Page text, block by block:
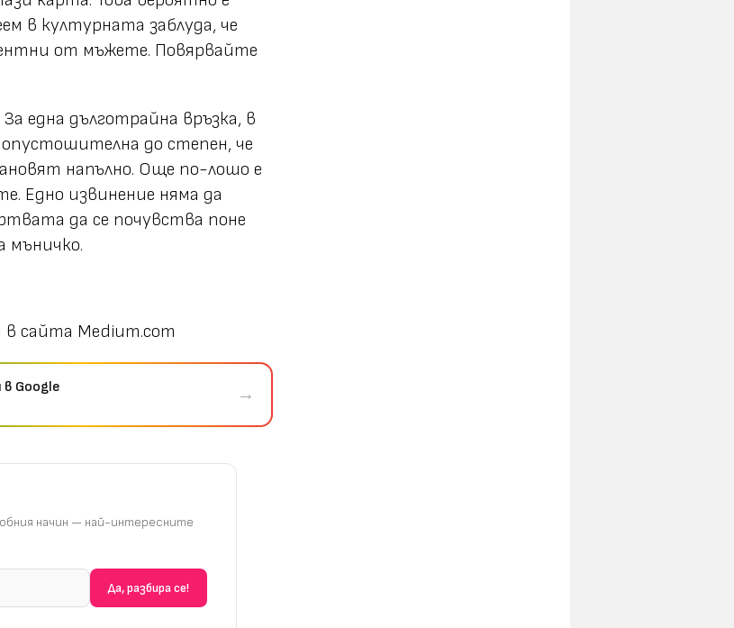
в културната заблуда, че
от мъжете. Повярвайте
една дълготрайна връзка, в
до степен, че
напълно. Още по-лошо е
Едно извинение няма да
да се почувства поне
мъничко.
сайта Medium.com
Google →
начин — най-интересните